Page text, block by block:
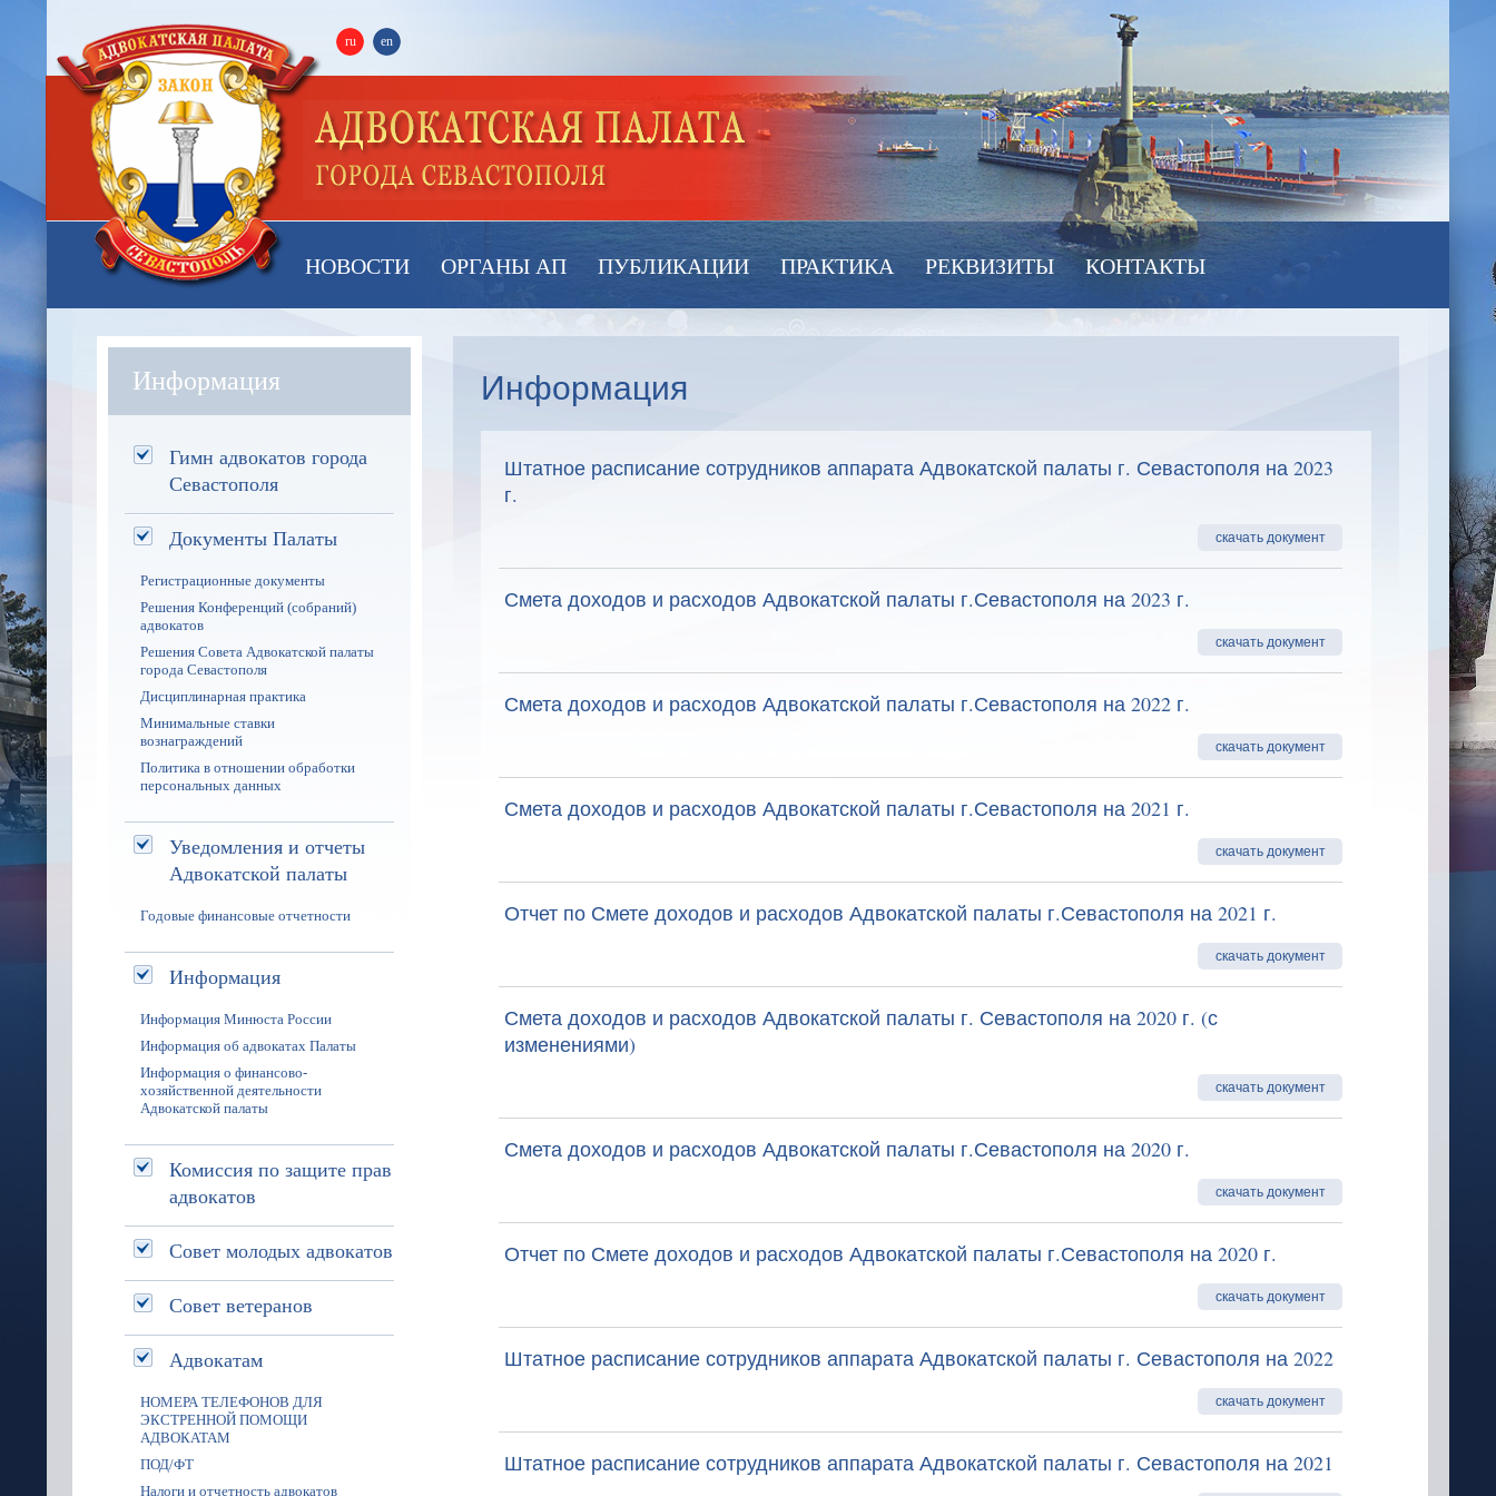
ru en
НОВОСТИ ОРГАНЫ АП ПУБЛИКАЦИИ ПРАКТИКА РЕКВИЗИТЫ КОНТАКТЫ
Информация
Штатное расписание сотрудников аппарата Адвокатской палаты г. Севастополя на 2023
г.
скачать документ
Смета доходов и расходов Адвокатской палаты г.Севастополя на 2023 г.
скачать документ
Смета доходов и расходов Адвокатской палаты г.Севастополя на 2022 г.
скачать документ
Смета доходов и расходов Адвокатской палаты г.Севастополя на 2021 г.
скачать документ
Отчет по Смете доходов и расходов Адвокатской палаты г.Севастополя на 2021 г.
скачать документ
Смета доходов и расходов Адвокатской палаты г. Севастополя на 2020 г. (с
изменениями)
скачать документ
Смета доходов и расходов Адвокатской палаты г.Севастополя на 2020 г.
скачать документ
Отчет по Смете доходов и расходов Адвокатской палаты г.Севастополя на 2020 г.
скачать документ
Штатное расписание сотрудников аппарата Адвокатской палаты г. Севастополя на 2022
скачать документ
Штатное расписание сотрудников аппарата Адвокатской палаты г. Севастополя на 2021
Информация
Гимн адвокатов города
Севастополя
Документы Палаты
Регистрационные документы
Решения Конференций (собраний)
адвокатов
Решения Совета Адвокатской палаты
города Севастополя
Дисциплинарная практика
Минимальные ставки
вознаграждений
Политика в отношении обработки
персональных данных
Уведомления и отчеты
Адвокатской палаты
Годовые финансовые отчетности
Информация
Информация Минюста России
Информация об адвокатах Палаты
Информация о финансово-
хозяйственной деятельности
Адвокатской палаты
Комиссия по защите прав
адвокатов
Совет молодых адвокатов
Совет ветеранов
Адвокатам
НОМЕРА ТЕЛЕФОНОВ ДЛЯ
ЭКСТРЕННОЙ ПОМОЩИ
АДВОКАТАМ
ПОД/ФТ
Налоги и отчетность адвокатов